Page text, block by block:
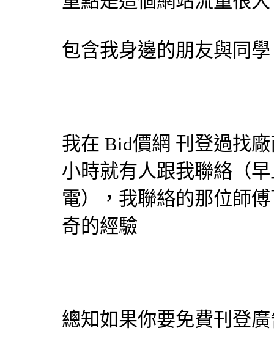
包含我身邊的朋友與同學
我在 Bid價網 刊登過找
小時就有人跟我聯絡（
電），我聯絡的那位師
奇的經驗
總知如果你要免費刊登